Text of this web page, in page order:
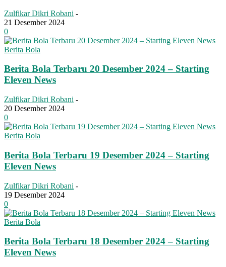
Zulfikar Dikri Robani -
21 Desember 2024
0
Berita Bola
Berita Bola Terbaru 20 Desember 2024 – Starting
Eleven News
Zulfikar Dikri Robani -
20 Desember 2024
0
Berita Bola
Berita Bola Terbaru 19 Desember 2024 – Starting
Eleven News
Zulfikar Dikri Robani -
19 Desember 2024
0
Berita Bola
Berita Bola Terbaru 18 Desember 2024 – Starting
Eleven News